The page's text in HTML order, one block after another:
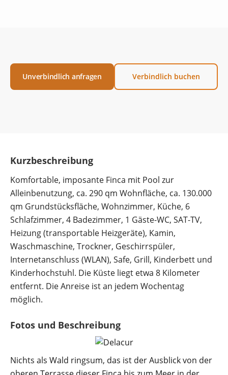
Unverbindlich anfragen Verbindlich buchen
Kurzbeschreibung
Komfortable, imposante Finca mit Pool zur
Alleinbenutzung, ca. 290 qm Wohnfläche, ca. 130.000
qm Grundstücksfläche, Wohnzimmer, Küche, 6
Schlafzimmer, 4 Badezimmer, 1 Gäste-WC, SAT-TV,
Heizung (transportable Heizgeräte), Kamin,
Waschmaschine, Trockner, Geschirrspüler,
Internetanschluss (WLAN), Safe, Grill, Kinderbett und
Kinderhochstuhl. Die Küste liegt etwa 8 Kilometer
entfernt. Die Anreise ist an jedem Wochentag
möglich.
Nichts als Wald ringsum, das ist der Ausblick von der